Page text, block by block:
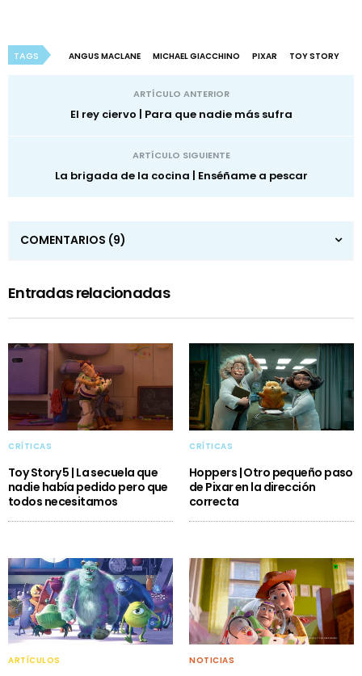
TAGS ANGUS MACLANE MICHAEL GIACCHINO PIXAR TOY STORY
ARTÍCULO ANTERIOR
El rey ciervo | Para que nadie más sufra
ARTÍCULO SIGUIENTE
La brigada de la cocina | Enséñame a pescar
COMENTARIOS (9)
Entradas relacionadas
CRÍTICAS
Toy Story 5 | La secuela que
nadie había pedido pero que
todos necesitamos
CRÍTICAS
Hoppers | Otro pequeño paso
de Pixar en la dirección
correcta
ARTÍCULOS NOTICIAS